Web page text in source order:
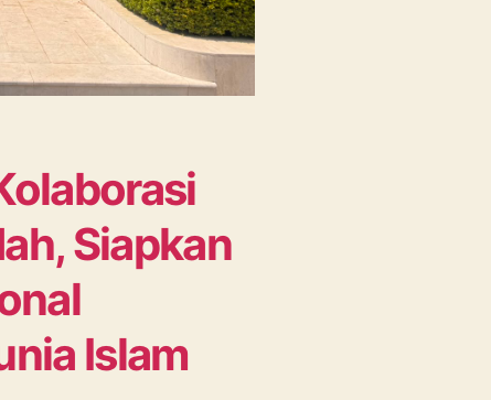
Siapkan
Islam